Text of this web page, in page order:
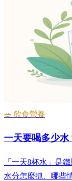
🥗 飲食營養
一天要喝多少
「一天8杯水」是
水分怎麼抓、哪些